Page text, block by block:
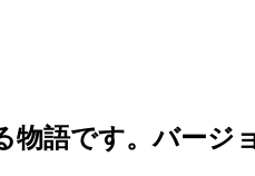
語です。バージ